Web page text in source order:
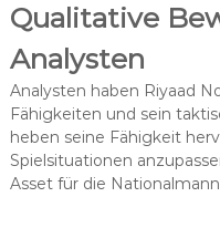
Qualitative
Analysten
Analysten haben Riyaad
Fähigkeiten und sein
heben seine Fähigkeit
Spielsituationen
Asset für die